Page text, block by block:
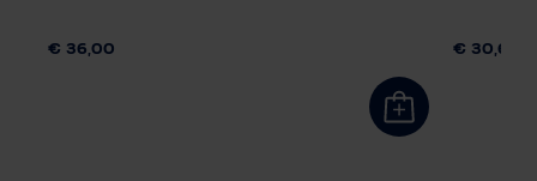
€ 36,00 € 30,60